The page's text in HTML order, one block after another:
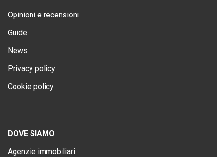
Opinioni e recensioni
Guide
News
Privacy policy
Cookie policy
DOVE SIAMO
Agenzie immobiliari